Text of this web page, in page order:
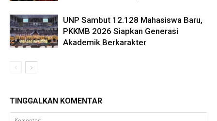
UNP Sambut 12.128 Mahasiswa Baru,
PKKMB 2026 Siapkan Generasi
Akademik Berkarakter
TINGGALKAN KOMENTAR